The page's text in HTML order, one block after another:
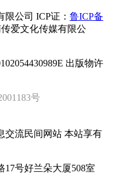
限公司 ICP证： 鲁ICP备
爱文化传媒有限公
出版物许
号
交流民间网站 本站享有
号好兰朵大厦508室